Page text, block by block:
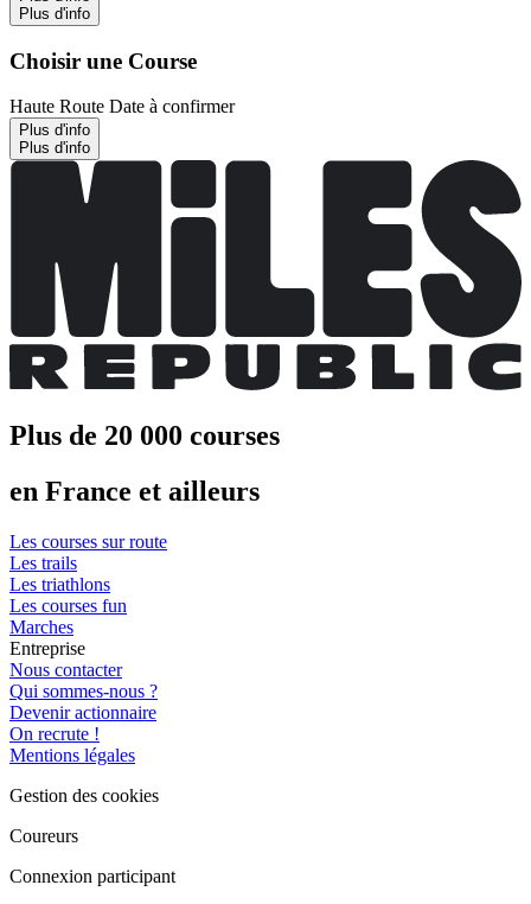
Plus d'info
Choisir une Course
Haute Route Date à confirmer
Plus d'info
Plus d'info
Plus de 20 000 courses
en France et ailleurs
Les courses sur route
Les trails
Les triathlons
Les courses fun
Marches
Entreprise
Nous contacter
Qui sommes-nous ?
Devenir actionnaire
On recrute !
Mentions légales
Gestion des cookies
Coureurs
Connexion participant